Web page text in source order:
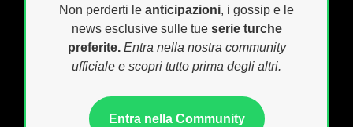
Non perderti le anticipazioni, i gossip e le
news esclusive sulle tue serie turche
preferite. Entra nella nostra community
ufficiale e scopri tutto prima degli altri.
Entra nella Community